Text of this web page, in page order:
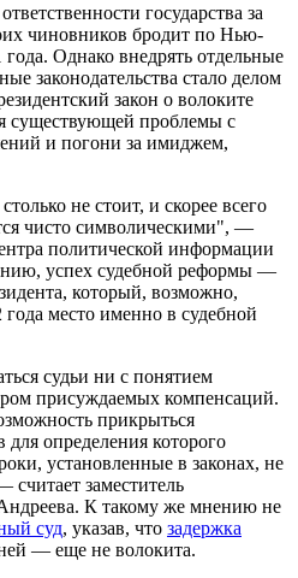
государства за
чиновников бродит по Нью-
Однако внедрять отдельные
законодательства стало делом
закон о волоките
существующей проблемы с
и погони за имиджем,
не стоит, и скорее всего
чисто символическими", —
политической информации
успех судебной реформы —
который, возможно,
года место именно в судебной
судьи ни с понятием
присуждаемых компенсаций.
прикрыться
определения которого
установленные в законах, не
заместитель
К такому же мнению не
суд, указав, что задержка
— еще не волокита.